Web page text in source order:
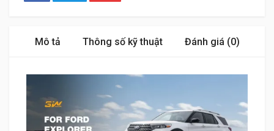
Mô tả Thông số kỹ thuật Đánh giá (0)